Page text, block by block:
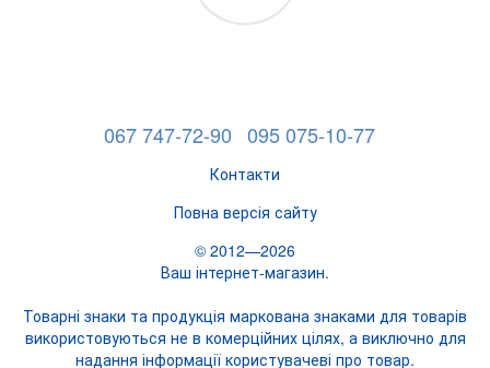
067 747-72-90 095 075-10-77
Контакти
Повна версія сайту
© 2012—2026
Ваш інтернет-магазин.
Товарні знаки та продукція маркована знаками для товарів
використовуються не в комерційних цілях, а виключно для
надання інформації користувачеві про товар.